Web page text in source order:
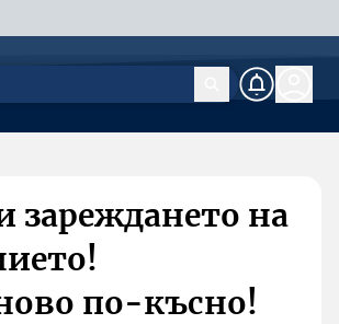
зареждането на
по-късно!